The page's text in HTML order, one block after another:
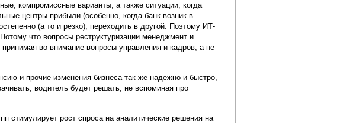
компромиссные варианты, а также ситуации, когда
центры прибыли (особенно, когда банк возник в
(а то и резко), переходить в другой. Поэтому ИТ-
что вопросы реструктуризации менеджмент и
во внимание вопросы управления и кадров, а не
и прочие изменения бизнеса так же надежно и быстро,
водитель будет решать, не вспоминая про
стимулирует рост спроса на аналитические решения на